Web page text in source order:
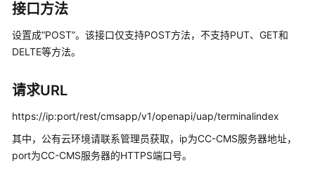
价
格
发
指
南
接口方法
设置成“POST”。该接口仅支持POST方法，不支持PUT、GET和
DELTE等方法。
请求URL
https://ip:port/rest/cmsapp/v1/openapi/uap/terminalindex
其中，公有云环境请联系管理员获取，ip为CC-CMS服务器地址，
port为CC-CMS服务器的HTTPS端口号。